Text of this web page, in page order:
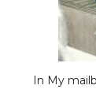
In My